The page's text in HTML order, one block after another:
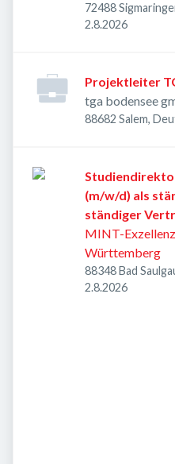
72488
Veröffentlicht
2.8.2026
Projektleiter
tga bodensee
88682 Salem,
(m/w/d) als
ständiger
MINT-
Württemberg
88348 Bad
Veröffentlicht
2.8.2026